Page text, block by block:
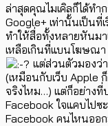
ล่าสุดคุณไมเคิลก็ได้ทำ
Google+ เท่านั้นเป็นที่
ทำให้สื่อทั้งหลายหันมา
เหลือเกินที่แบนโฆษณา
แต่ส่วนตัวมองว่
(เหมือนกับเว็บ Apple
จริงไหม…) แต่ก็อย่าง
Facebook ใจแคบไป
Facebook คนไหนออ